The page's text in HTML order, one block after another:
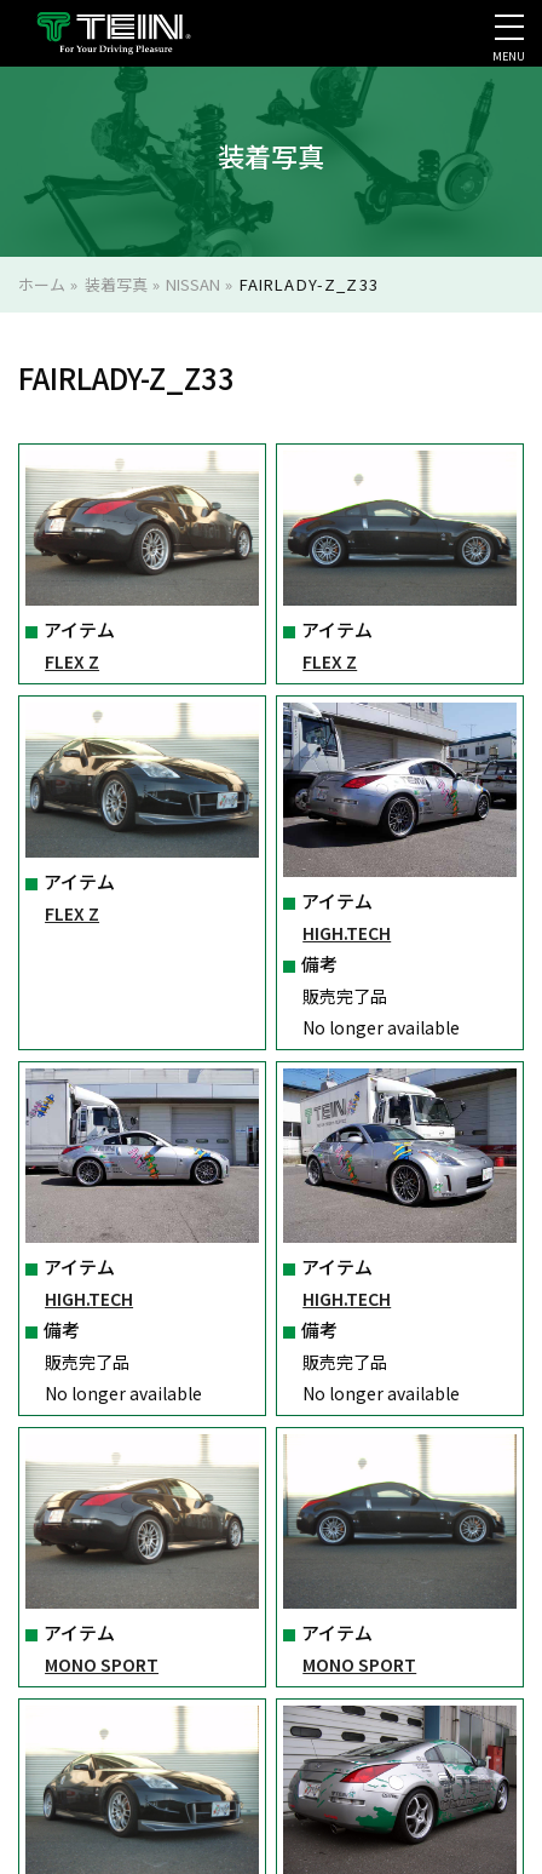
会社案内・採用・IR
MENU
装着写真
ホーム » 装着写真» NISSAN » FAIRLADY-Z_Z33
FAIRLADY-Z_Z33
アイテム
FLEX Z
アイテム
FLEX Z
アイテム
FLEX Z アイテム
HIGH.TECH
備考
販売完了品
No longer available
アイテム
HIGH.TECH
備考
販売完了品
No longer available
アイテム
HIGH.TECH
備考
販売完了品
No longer available
アイテム
MONO SPORT
アイテム
MONO SPORT